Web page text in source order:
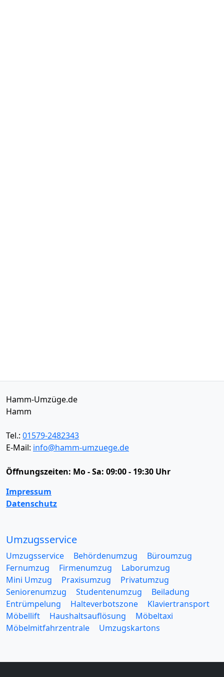
Hamm-Umzüge.de
Hamm
Tel.: 01579-2482343
E-Mail: info@hamm-umzuege.de
Öffnungszeiten: Mo - Sa: 09:00 - 19:30 Uhr
Impressum
Datenschutz
Umzugsservice
Umzugsservice Behördenumzug
Büroumzug
Fernumzug
Firmenumzug
Laborumzug
Mini Umzug
Praxisumzug
Privatumzug
Seniorenumzug
Studentenumzug
Beiladung
Entrümpelung
Halteverbotszone
Klaviertransport
Möbellift
Haushaltsauflösung
Möbeltaxi
Möbelmitfahrzentrale
Umzugskartons